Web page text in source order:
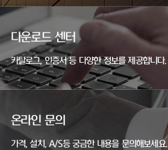
다운로드 센터
카탈로그, 인증서 등 다양한 정보를 제공합니다.
온라인 문의
가격, 설치, A/S등 궁금한 내용을 문의해보세요.